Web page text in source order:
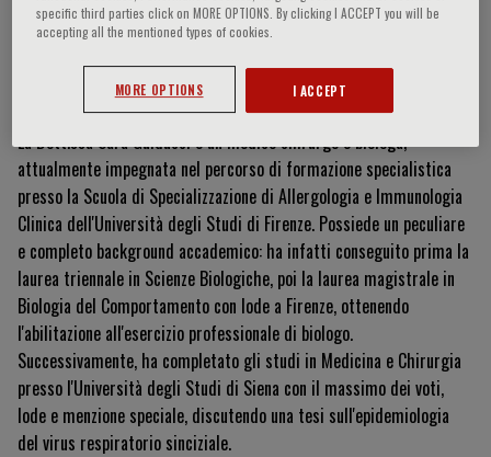
Curriculum Vitae
La Dott.ssa Sara Guiducci è un medico chirurgo e biologa,
attualmente impegnata nel percorso di formazione specialistica
presso la Scuola di Specializzazione di Allergologia e Immunologia
Clinica dell'Università degli Studi di Firenze. Possiede un peculiare
e completo background accademico: ha infatti conseguito prima la
laurea triennale in Scienze Biologiche, poi la laurea magistrale in
Biologia del Comportamento con lode a Firenze, ottenendo
l'abilitazione all'esercizio professionale di biologo.
Successivamente, ha completato gli studi in Medicina e Chirurgia
presso l'Università degli Studi di Siena con il massimo dei voti,
lode e menzione speciale, discutendo una tesi sull'epidemiologia
del virus respiratorio sinciziale.
specific third parties click on MORE OPTIONS. By clicking I ACCEPT you will be
accepting all the mentioned types of cookies.
MORE OPTIONS I ACCEPT